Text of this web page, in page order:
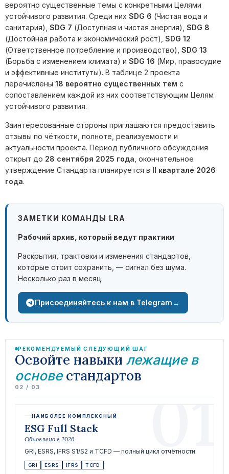
вероятно существенные темы с конкретными Целями
устойчивого развития. Среди них SDG 6 (Чистая вода и
санитария), SDG 7 (Доступная и чистая энергия), SDG 8
(Достойная работа и экономический рост), SDG 12
(Ответственное потребление и производство), SDG 13
(Борьба с изменением климата) и SDG 16 (Мир, правосудие
и эффективные институты). В таблице 2 проекта
перечислены 18 вероятно существенных тем с
сопоставлением каждой из них соответствующим Целям
устойчивого развития.
Заинтересованные стороны приглашаются предоставить
отзывы по чёткости, полноте, реализуемости и
актуальности проекта. Период публичного обсуждения
открыт до 28 сентября 2025 года , окончательное
утверждение Стандарта планируется в II квартале 2026
года.
ЗАМЕТКИ КОМАНДЫ LRA
Рабочий архив, который ведут практики
Раскрытия, трактовки и изменения стандартов,
которые стоит сохранить, — сигнал без шума.
Несколько раз в месяц.
Присоединяйтесь к нам в Telegram →
РЕКОМЕНДУЕМЫЙ СЛЕДУЮЩИЙ ШАГ
Освойте навыки лежащие в
основестандартов
02 / 03 01
НАИБОЛЕЕ КОМПЛЕКСНЫЙ
ESG Full Stack
Обновлено в 2026
GRI, ESRS, IFRS S1/S2 и TCFD — полный цикл отчётности.
GRI ESRS IFRS TCFD